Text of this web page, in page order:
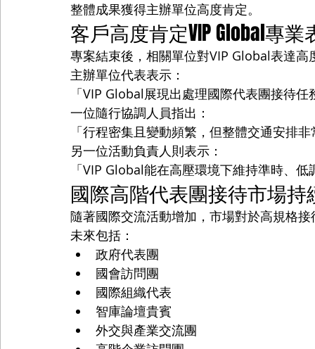
整體成果獲得主辦單位高度肯定。
客戶高度肯定VIP Global專業
專案結束後，相關單位對VIP Global表達高
主辦單位代表表示：
「VIP Global展現出處理國際代表團接待
一位隨行協調人員指出：
「行程密集且變動頻繁，但整體交通安排
另一位活動負責人則表示：
「VIP Global能在高壓環境下維持準時、
國際高階代表團接待市場持
隨著國際交流活動增加，市場對於高規格
未來包括：
政府代表團
國會訪問團
國際組織代表
智庫論壇貴賓
外交與產業交流團